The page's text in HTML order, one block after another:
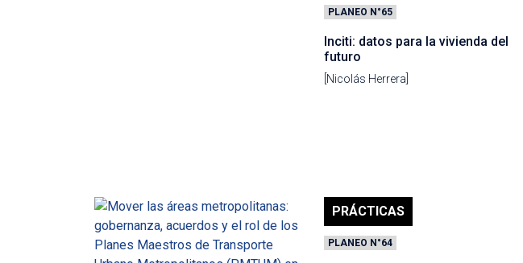
PLANEO N°65
Inciti: datos para la vivienda del
futuro
[Nicolás Herrera]
PRÁCTICAS
PLANEO N°64